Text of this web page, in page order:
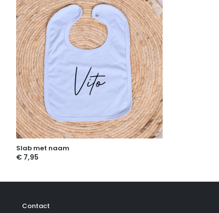
Slab met naam
€ 7,95
Contact